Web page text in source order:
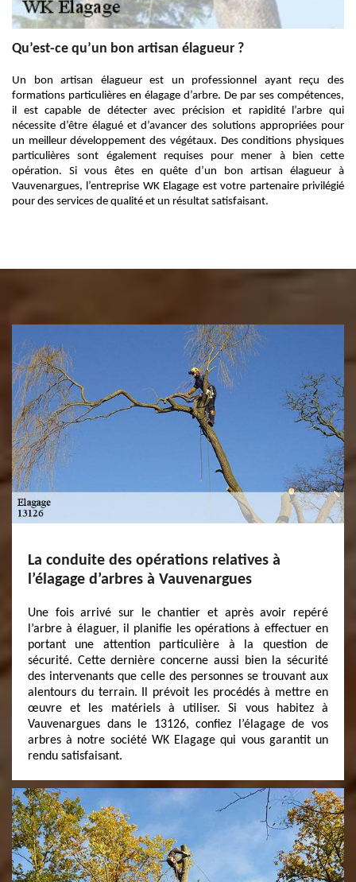
Qu’est-ce qu’un bon artisan élagueur ?
Un bon artisan élagueur est un professionnel ayant reçu des
formations particulières en élagage d’arbre. De par ses compétences,
il est capable de détecter avec précision et rapidité l’arbre qui
nécessite d’être élagué et d’avancer des solutions appropriées pour
un meilleur développement des végétaux. Des conditions physiques
particulières sont également requises pour mener à bien cette
opération. Si vous êtes en quête d’un bon artisan élagueur à
Vauvenargues, l’entreprise WK Elagage est votre partenaire privilégié
pour des services de qualité et un résultat satisfaisant.
La conduite des opérations relatives à
l’élagage d’arbres à Vauvenargues
Une fois arrivé sur le chantier et après avoir repéré
l’arbre à élaguer, il planifie les opérations à effectuer en
portant une attention particulière à la question de
sécurité. Cette dernière concerne aussi bien la sécurité
des intervenants que celle des personnes se trouvant aux
alentours du terrain. Il prévoit les procédés à mettre en
œuvre et les matériels à utiliser. Si vous habitez à
Vauvenargues dans le 13126, confiez l’élagage de vos
arbres à notre société WK Elagage qui vous garantit un
rendu satisfaisant.